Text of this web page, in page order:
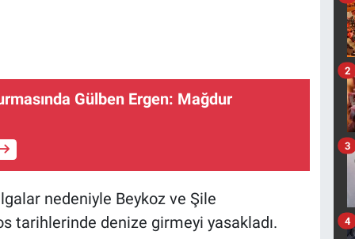
Gülben Ergen: Mağdur
nedeniyle Beykoz ve Şile
tarihlerinde denize girmeyi yasakladı.
2
3
4